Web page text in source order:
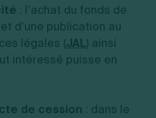
: l’achat du fonds de
d’une publication au
légales (JAL) ainsi
intéressé puisse en
de cession : dans le